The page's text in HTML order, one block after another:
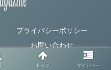
プライバシーポリシー
お問い合わせ
資金管理の専門メディア.
トップ サイドバー